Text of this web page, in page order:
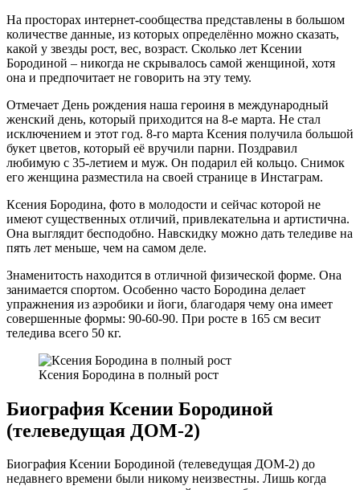
На просторах интернет-сообщества представлены в большом
количестве данные, из которых определённо можно сказать,
какой у звезды рост, вес, возраст. Сколько лет Ксении
Бородиной – никогда не скрывалось самой женщиной, хотя
она и предпочитает не говорить на эту тему.
Отмечает День рождения наша героиня в международный
женский день, который приходится на 8-е марта. Не стал
исключением и этот год. 8-го марта Ксения получила большой
букет цветов, который её вручили парни. Поздравил
любимую с 35-летием и муж. Он подарил ей кольцо. Снимок
его женщина разместила на своей странице в Инстаграм.
Ксения Бородина, фото в молодости и сейчас которой не
имеют существенных отличий, привлекательна и артистична.
Она выглядит бесподобно. Навскидку можно дать теледиве на
пять лет меньше, чем на самом деле.
Знаменитость находится в отличной физической форме. Она
занимается спортом. Особенно часто Бородина делает
упражнения из аэробики и йоги, благодаря чему она имеет
совершенные формы: 90-60-90. При росте в 165 см весит
теледива всего 50 кг.
Ксения Бородина в полный рост
Биография Ксении Бородиной
(телеведущая ДОМ-2)
Биография Ксении Бородиной (телеведущая ДОМ-2) до
недавнего времени были никому неизвестны. Лишь когда